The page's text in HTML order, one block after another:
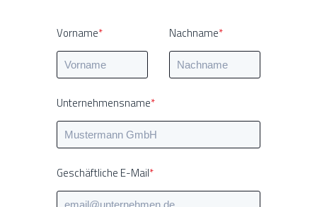
Vorname* Nachname*
Unternehmensname*
Geschäftliche E-Mail*